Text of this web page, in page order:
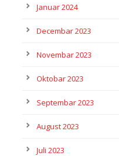
Januar 2024
Decembar 2023
Novembar 2023
Oktobar 2023
Septembar 2023
August 2023
Juli 2023